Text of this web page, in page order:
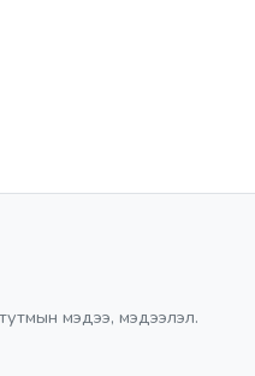
мэдээ, мэдээлэл.